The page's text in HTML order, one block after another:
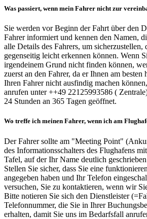
Was passiert, wenn mein Fahrer nicht zur
Sie werden vor Beginn der Fahrt über den
Fahrer informiert und kennen den Namen,
alle Details des Fahrers, um sicherzustellen,
gegenseitig leicht erkennen können. Wenn
irgendeinem Grund nicht finden können,
zuerst an den Fahrer, da er Ihnen am
Ihren Fahrer nicht ausfindig machen
anrufen unter ++49 22125993586 (
24 Stunden an 365 Tagen geöffnet.
Wo treffe ich meinen Fahrer, wenn ich am
Der Fahrer sollte am "Meeting Point"
des Informationsschalters des Flughafens
Tafel, auf der Ihr Name deutlich
Stellen Sie sicher, dass Sie eine
angegeben haben und Ihr Telefon
versuchen, Sie zu kontaktieren, wenn wir
Bitte notieren Sie sich den Dienstleister
Telefonnummer, die Sie in Ihrer
erhalten, damit Sie uns im Bedarfsfall